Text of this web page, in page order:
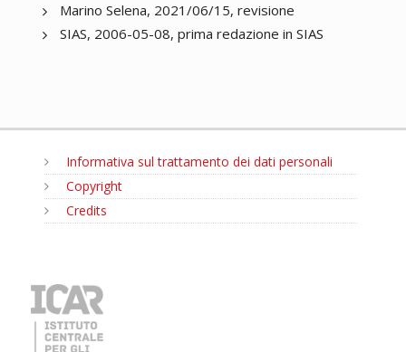
Marino Selena, 2021/06/15, revisione
SIAS, 2006-05-08, prima redazione in SIAS
Informativa sul trattamento dei dati personali
Copyright
Credits